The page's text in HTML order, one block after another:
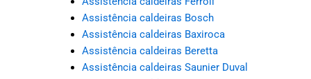
Assistência caldeiras Bosch
Assistência caldeiras Baxiroca
Assistência caldeiras Beretta
Assistência caldeiras Saunier Duval